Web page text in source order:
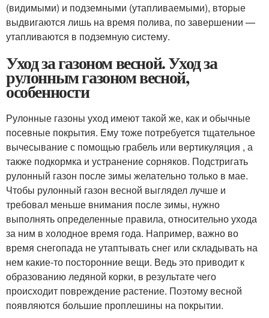
(видимыми) и подземными (утапливаемыми), вторые
выдвигаются лишь на время полива, по завершении —
утапливаются в подземную систему.
Уход за газоном весной. Уход за
рулонным газоном весной,
особенности
Рулонные газоны уход имеют такой же, как и обычные
посевные покрытия. Ему тоже потребуется тщательное
вычесывание с помощью грабель или вертикуляция , а
также подкормка и устранение сорняков. Подстригать
рулонный газон после зимы желательно только в мае.
Чтобы рулонный газон весной выглядел лучше и
требовал меньше внимания после зимы, нужно
выполнять определенные правила, относительно ухода
за ним в холодное время года. Например, важно во
время снегопада не утаптывать снег или складывать на
нем какие-то посторонние вещи. Ведь это приводит к
образованию ледяной корки, в результате чего
происходит повреждение растение. Поэтому весной
появляются большие проплешины на покрытии.